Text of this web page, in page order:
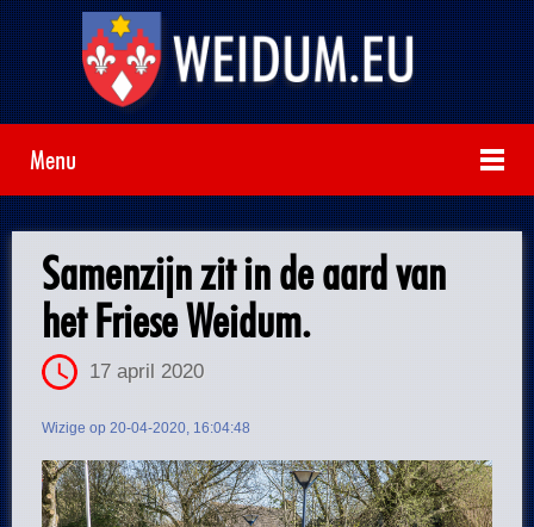
Menu
Samenzijn zit in de aard van
het Friese Weidum.
17 april 2020
Wizige op 20-04-2020, 16:04:48